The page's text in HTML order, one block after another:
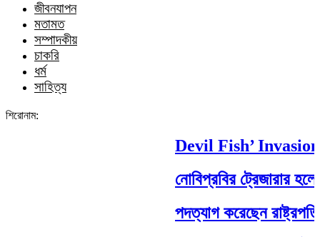
জীবনযাপন
মতামত
সম্পাদকীয়
চাকরি
ধর্ম
সাহিত্য
শিরোনাম:
Devil Fish’
নোবিপ্রবির ট্রেজারার
পদত্যাগ করেছেন রাষ্ট্রপতি